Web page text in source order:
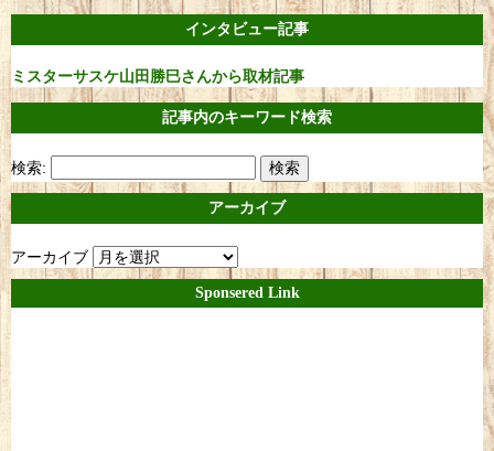
インタビュー記事
ミスターサスケ山田勝巳さんから取材記事
記事内のキーワード検索
検索:
アーカイブ
アーカイブ
Sponsered Link